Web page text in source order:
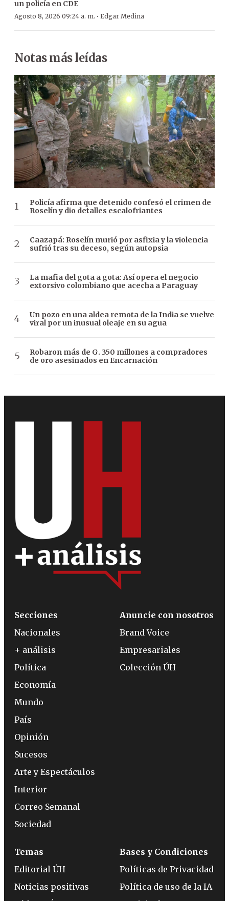
un policía en CDE
Agosto 8, 2026 09:24 a. m. · Edgar Medina
Notas más leídas
Policía afirma que detenido confesó el crimen de
Roselín y dio detalles escalofriantes
Caazapá: Roselín murió por asfixia y la violencia
sufrió tras su deceso, según autopsia
La mafia del gota a gota: Así opera el negocio
extorsivo colombiano que acecha a Paraguay
Un pozo en una aldea remota de la India se vuelve
viral por un inusual oleaje en su agua
Robaron más de G. 350 millones a compradores
de oro asesinados en Encarnación
Secciones
Nacionales
+ análisis
Política
Economía
Mundo
País
Opinión
Sucesos
Arte y Espectáculos
Interior
Correo Semanal
Sociedad
Anuncie con nosotros
Brand Voice
Empresariales
Colección ÚH
Temas
Editorial ÚH
Noticias positivas
Bases y Condiciones
Políticas de Privacidad
Política de uso de la IA